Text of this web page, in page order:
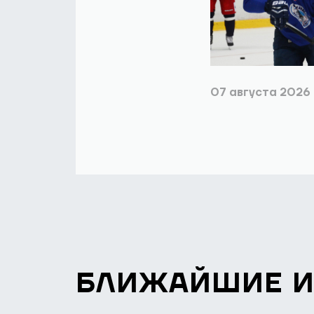
07 августа 2026
БЛИЖАЙШИЕ